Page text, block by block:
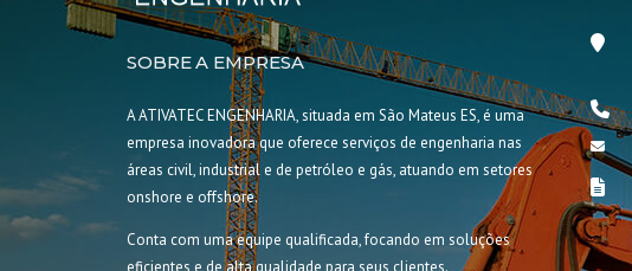
SOBRE A EMPRESA
A ATIVATEC ENGENHARIA, situada em São Mateus ES, é uma
empresa inovadora que oferece serviços de engenharia nas
áreas civil, industrial e de petróleo e gás, atuando em setores
onshore e offshore.
Conta com uma equipe qualificada, focando em soluções
eficientes e de alta qualidade para seus clientes.